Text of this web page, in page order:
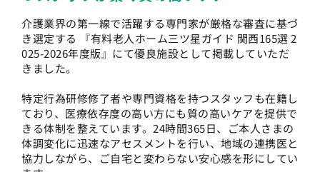
介護業界の第一線で活躍する専門家が厳格な審査に基づ
き選定する 『有料老人ホーム三ツ星ガイド 関西165選 2
025-2026年度版』にて優良施設として掲載していただ
きました。
特定行為研修修了者や専門資格を持つスタッフも在籍し
ており、医療依存度の高い方にも質の高いケアを提供で
きる体制を整えています。24時間365日、ご本人さまの
体調変化に迅速なアセスメントを行い、地域の連携医と
協力しながら、ご自宅と変わらない安心感を形にしてい